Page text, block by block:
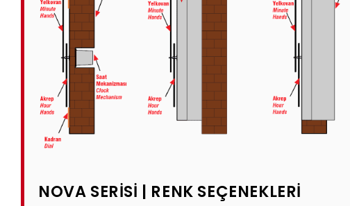
NOVA SERİSİ | RENK SEÇENEKLERİ